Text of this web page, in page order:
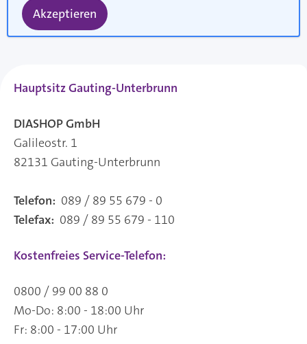
Akzeptieren
Hauptsitz Gauting-Unterbrunn
DIASHOP GmbH
Galileostr. 1
82131 Gauting-Unterbrunn
Telefon: 089 / 89 55 679 - 0
Telefax: 089 / 89 55 679 - 110
Kostenfreies Service-Telefon:
0800 / 99 00 88 0
Mo-Do: 8:00 - 18:00 Uhr
Fr: 8:00 - 17:00 Uhr